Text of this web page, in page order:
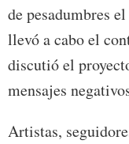
de pesadumbres
llevó a cabo el
discutió el
mensajes
Artistas,